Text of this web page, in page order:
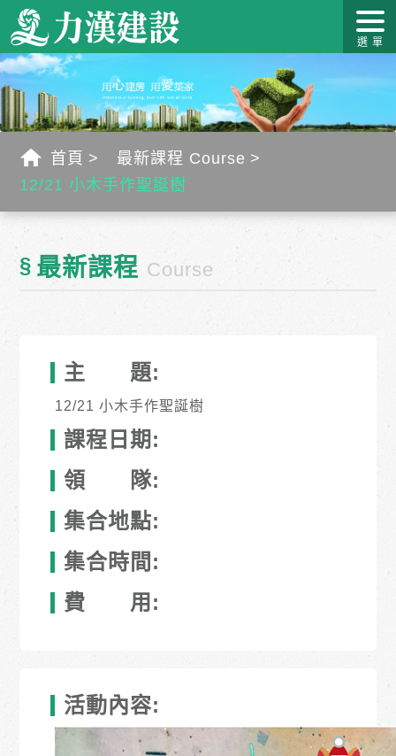
關於力
漢
最新消
息
作品介
紹
力漢學
堂
幸福工
藝
客戶服
首頁
最新課程 Course
12/21 小木手作聖誕樹
§ 最新課程 Course
主 題:
12/21 小木手作聖誕樹
課程日期:
領 隊:
集合地點:
集合時間:
費 用:
活動內容: